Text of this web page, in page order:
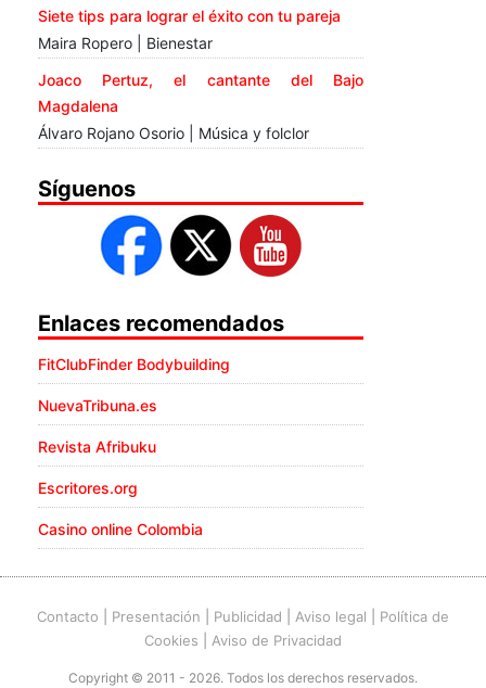
Siete tips para lograr el éxito con tu pareja
Maira Ropero | Bienestar
Joaco Pertuz, el cantante del Bajo
Magdalena
Álvaro Rojano Osorio | Música y folclor
Síguenos
Enlaces recomendados
FitClubFinder Bodybuilding
NuevaTribuna.es
Revista Afribuku
Escritores.org
Casino online Colombia
Contacto Presentación Publicidad Aviso legal
Política de
Cookies
Aviso de Privacidad
Copyright © 2011 - 2026. Todos los derechos reservados.